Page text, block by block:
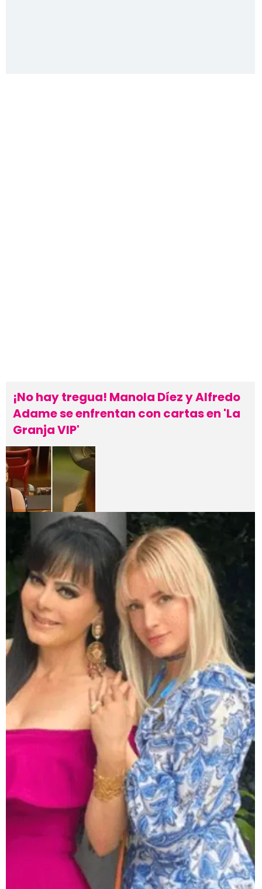
¡No hay tregua! Manola Díez y Alfredo
Adame se enfrentan con cartas en 'La
Granja VIP'